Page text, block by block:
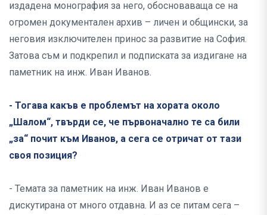
издадена монография за него, обосноваваща се на
огромен документален архив – личен и общински, за
неговия изключителен принос за развитие на София.
Затова съм и подкрепил и подписката за издигане на
паметник на инж. Иван Иванов.
- Тогава какъв е проблемът на хората около
„Шалом“, твърди се, че първоначално те са били
„за“ почит към Иванов, а сега се отричат от тази
своя позиция?
- Темата за паметник на инж. Иван Иванов е
дискутирана от много отдавна. И аз се питам сега –